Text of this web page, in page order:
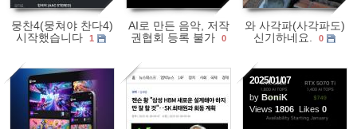
뭉찬4(뭉쳐야 찬다4)
시작했습니다
1
AI로 만든 음악, 저작
권협회 등록 불가
0
와 사각파(사각파도)
신기하네요.
0
1721 0 1632 1
2025/01/07
byBoniK
Views1806 Likes0